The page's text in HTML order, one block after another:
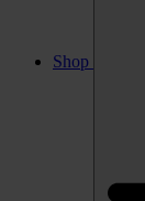
Shop